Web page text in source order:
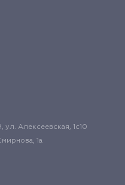
ул. Алексеевская, 1с10
1а